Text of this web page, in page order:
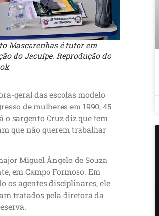
Mascarenhas é tutor em
do Jacuípe. Reprodução do
geral das escolas modelo
de mulheres em 1990, 45
o sargento Cruz diz que tem
que não querem trabalhar
Miguel Ângelo de Souza
em Campo Formoso. Em
os agentes disciplinares, ele
tratados pela diretora da